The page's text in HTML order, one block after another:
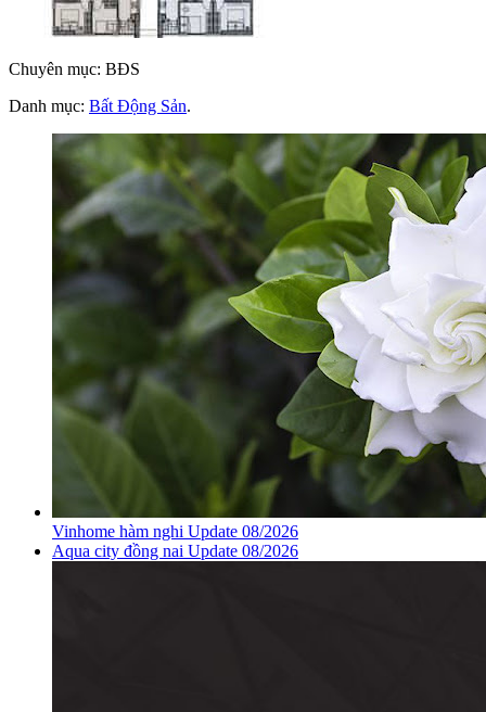
Chuyên mục: BĐS
Danh mục: Bất Động Sản.
Vinhome hàm nghi Update 08/2026
Aqua city đồng nai Update 08/2026